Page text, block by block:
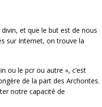
et que le but est de nous
sur Internet, on trouve la
ou le pcr ou autre », c’est
de la part des Archontes.
notre capacité de